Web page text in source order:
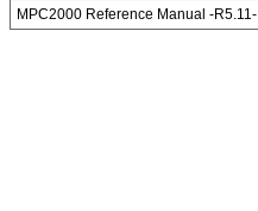
MPC2000 Reference Manual -R5.11-